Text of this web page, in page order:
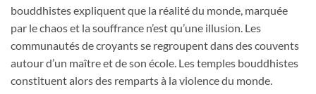
bouddhistes expliquent que la réalité du monde, marquée
par le chaos et la souffrance n’est qu’une illusion. Les
communautés de croyants se regroupent dans des couvents
autour d’un maître et de son école. Les temples bouddhistes
constituent alors des remparts à la violence du monde.